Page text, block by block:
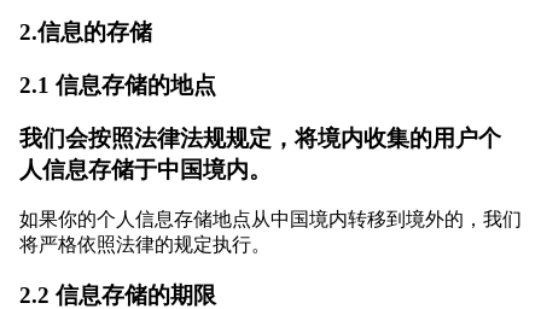
2.信息的存储
2.1 信息存储的地点
我们会按照法律法规规定，将境内收集的用户个
人信息存储于中国境内。
如果你的个人信息存储地点从中国境内转移到境外的，我们
将严格依照法律的规定执行。
2.2 信息存储的期限